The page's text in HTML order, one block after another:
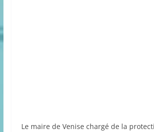
Le maire de Venise chargé de la